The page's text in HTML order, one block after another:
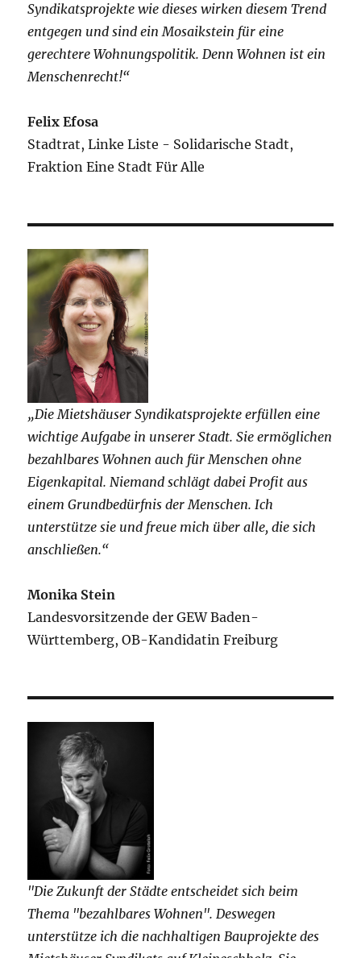
Syndikatsprojekte wie dieses wirken diesem Trend
entgegen und sind ein Mosaikstein für eine
gerechtere Wohnungspolitik. Denn Wohnen ist ein
Menschenrecht!“
Felix Efosa
Stadtrat, Linke Liste - Solidarische Stadt,
Fraktion Eine Stadt Für Alle
„Die Mietshäuser Syndikatsprojekte erfüllen eine
wichtige Aufgabe in unserer Stadt. Sie ermöglichen
bezahlbares Wohnen auch für Menschen ohne
Eigenkapital. Niemand schlägt dabei Profit aus
einem Grundbedürfnis der Menschen. Ich
unterstütze sie und freue mich über alle, die sich
anschließen.“
Monika Stein
Landesvorsitzende der GEW Baden-
Württemberg, OB-Kandidatin Freiburg
"Die Zukunft der Städte entscheidet sich beim
Thema "bezahlbares Wohnen". Deswegen
unterstütze ich die nachhaltigen Bauprojekte des